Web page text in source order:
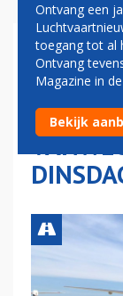
Ontvang een
toegang tot al
Ontvang
Magazine in
Bekijk